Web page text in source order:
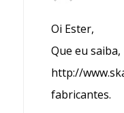
Oi Ester,
Que eu
http://
fabricantes.